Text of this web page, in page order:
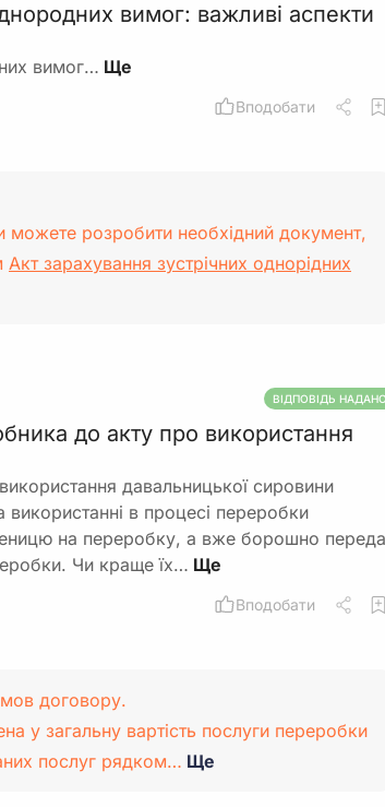
вимог: важливі аспекти
вимог…
Вподобати
можете розробити необхідний документ,
Акт зарахування зустрічних однорідних
ВІДПОВІДЬ
до акту про використання
давальницької сировини
в процесі переробки
на переробку, а вже борошно
Чи краще їх…
Вподобати
договору.
у загальну вартість послуги переробки
послуг рядком… Ще